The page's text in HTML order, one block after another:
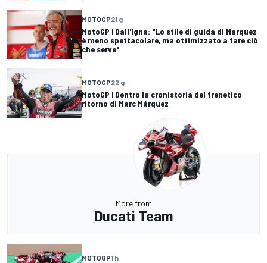
MOTOGP21 g
MotoGP | Dall'Igna: "Lo stile di guida di Marquez
è meno spettacolare, ma ottimizzato a fare ciò
che serve"
MOTOGP22 g
MotoGP | Dentro la cronistoria del frenetico
ritorno di Marc Márquez
More from
Ducati Team
MOTOGP1 h